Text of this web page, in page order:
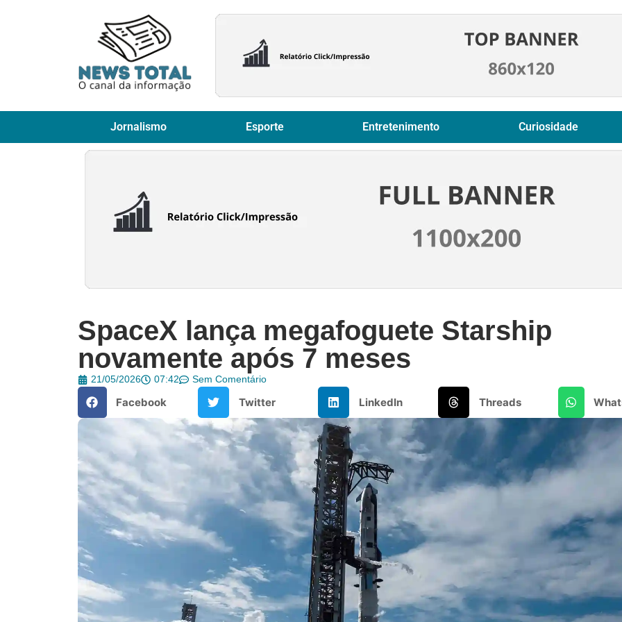
Jornalismo Esporte Entretenimento Curiosidade
SpaceX lança megafoguete Starship
novamente após 7 meses
21/05/2026 07:42 Sem Comentário
Facebook Twitter LinkedIn Threads